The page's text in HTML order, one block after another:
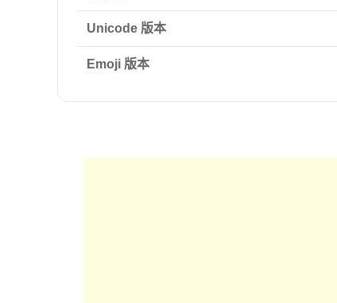
Unicode 版本
Emoji 版本